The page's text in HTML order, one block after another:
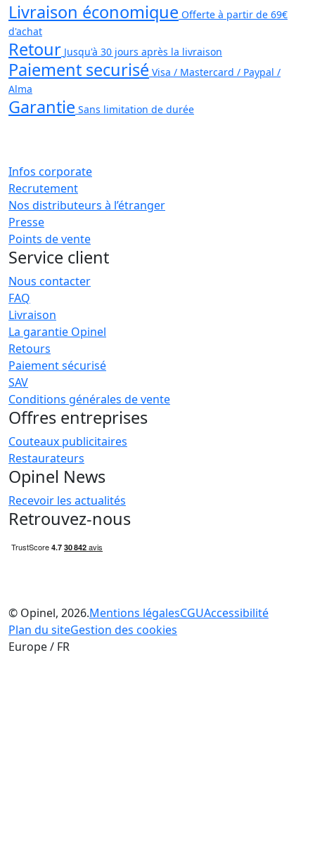
Livraison économique Offerte à partir de 69€
d'achat
Retour Jusqu'à 30 jours après la livraison
Paiement securisé Visa / Mastercard / Paypal /
Alma
Garantie Sans limitation de durée
Infos corporate
Recrutement
Nos distributeurs à l’étranger
Presse
Points de vente
Service client
Nous contacter
FAQ
Livraison
La garantie Opinel
Retours
Paiement sécurisé
SAV
Conditions générales de vente
Offres entreprises
Couteaux publicitaires
Restaurateurs
Opinel News
Recevoir les actualités
Retrouvez-nous
© Opinel, 2026.Mentions légalesCGUAccessibilité
Plan du siteGestion des cookies
Europe / FR